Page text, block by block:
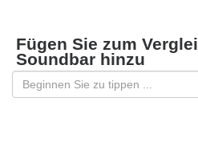
Fügen Sie zum
Soundbar hinzu